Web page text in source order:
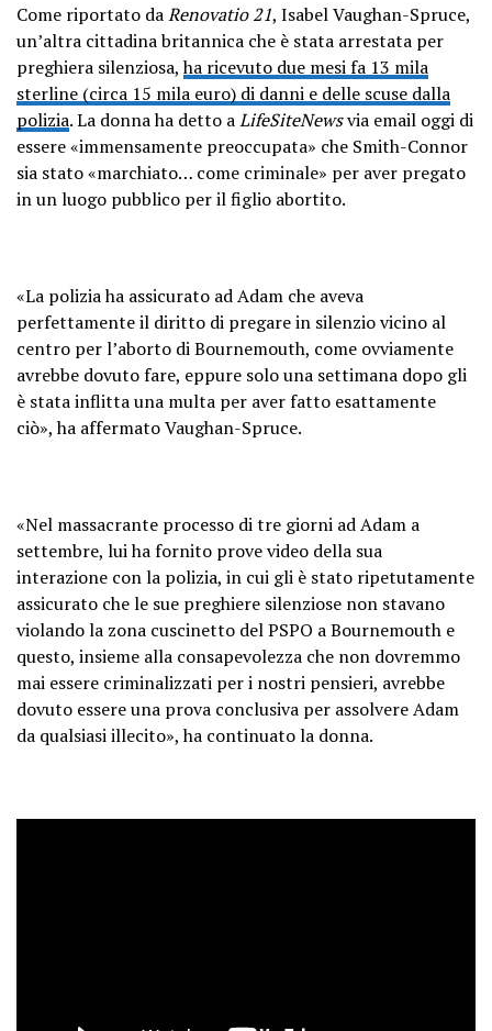
Come riportato daRenovatio 21, Isabel Vaughan-Spruce,
un’altra cittadina britannica che è stata arrestata per
preghiera silenziosa,ha ricevuto due mesi fa 13 mila
sterline (circa 15 mila euro) di danni e delle scuse dalla
polizia. La donna ha detto aLifeSiteNewsvia email oggi di
essere «immensamente preoccupata» che Smith-Connor
sia stato «marchiato… come criminale» per aver pregato
in un luogo pubblico per il figlio abortito.
«La polizia ha assicurato ad Adam che aveva
perfettamente il diritto di pregare in silenzio vicino al
centro per l’aborto di Bournemouth, come ovviamente
avrebbe dovuto fare, eppure solo una settimana dopo gli
è stata inflitta una multa per aver fatto esattamente
ciò», ha affermato Vaughan-Spruce.
«Nel massacrante processo di tre giorni ad Adam a
settembre, lui ha fornito prove video della sua
interazione con la polizia, in cui gli è stato ripetutamente
assicurato che le sue preghiere silenziose non stavano
violando la zona cuscinetto del PSPO a Bournemouth e
questo, insieme alla consapevolezza che non dovremmo
mai essere criminalizzati per i nostri pensieri, avrebbe
dovuto essere una prova conclusiva per assolvere Adam
da qualsiasi illecito», ha continuato la donna.